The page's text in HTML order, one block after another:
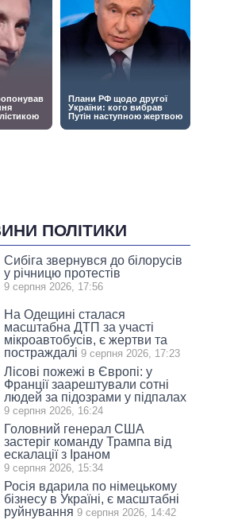
ПОЛІТИКИ
Сибіга звернувся до білорусів
у річницю протестів
9 серпня 2026, 17:56
На Одещині сталася
масштабна ДТП за участі
мікроавтобусів, є жертви та
постраждалі 9 серпня 2026, 17:23
Лісові пожежі в Європі: у
Франції заарештували сотні
людей за підозрами у підпалах
9 серпня 2026, 16:24
Головний генерал США
застеріг команду Трампа від
ескалації з Іраном
9 серпня 2026, 15:34
Росія вдарила по німецькому
бізнесу в Україні, є масштабні
руйнування 9 серпня 2026, 14:42